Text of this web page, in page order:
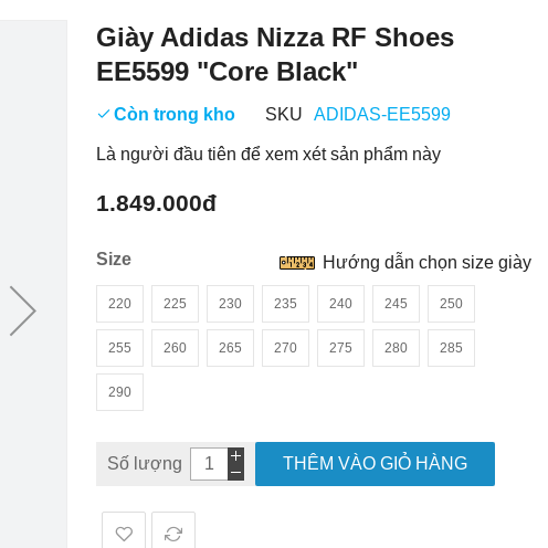
Giày Adidas Nizza RF Shoes
EE5599 "Core Black"
Còn trong kho SKU ADIDAS-EE5599
Là người đầu tiên để xem xét sản phẩm này
1.849.000đ
Size
220 225 230 235 240 245 250
255 260 265 270 275 280 285
290
Hướng dẫn chọn size giày
Số lượng THÊM VÀO GIỎ HÀNG
Chuyển
phần
hình